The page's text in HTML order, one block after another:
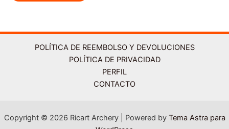
POLÍTICA DE REEMBOLSO Y DEVOLUCIONES
POLÍTICA DE PRIVACIDAD
PERFIL
CONTACTO
Copyright © 2026 Ricart Archery | Powered by Tema Astra para